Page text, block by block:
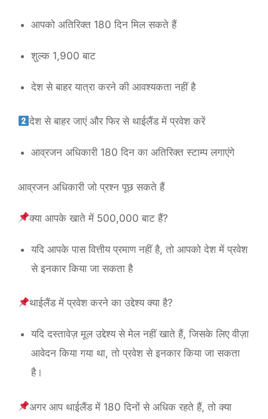
आपको अतिरिक्त 180 दिन मिल सकते हैं
शुल्क 1,900 बाट
देश से बाहर यात्रा करने की आवश्यकता नहीं है
देश से बाहर जाएं और फिर से थाईलैंड में प्रवेश करें
आव्रजन अधिकारी 180 दिन का अतिरिक्त स्टाम्प लगाएंगे
आव्रजन अधिकारी जो प्रश्न पूछ सकते हैं
क्या आपके खाते में 500,000 बाट हैं?
यदि आपके पास वित्तीय प्रमाण नहीं है, तो आपको देश में प्रवेश
से इनकार किया जा सकता है
थाईलैंड में प्रवेश करने का उद्देश्य क्या है?
यदि दस्तावेज़ मूल उद्देश्य से मेल नहीं खाते हैं, जिसके लिए वीज़ा
आवेदन किया गया था, तो प्रवेश से इनकार किया जा सकता
है।
अगर आप थाईलैंड में 180 दिनों से अधिक रहते हैं, तो क्या